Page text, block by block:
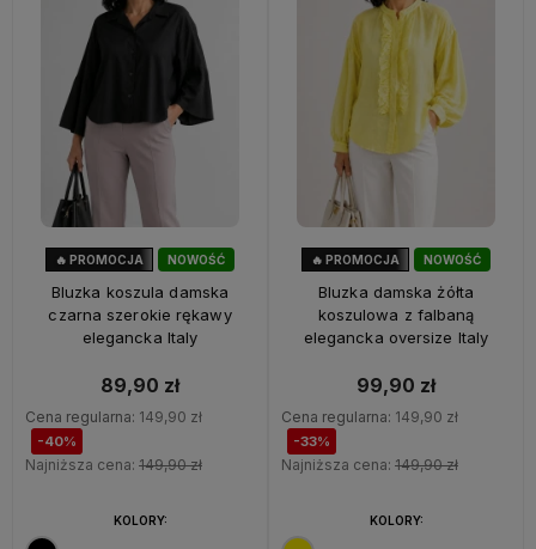
NOWOŚĆ
🔥 PROMOCJA
Bluzka koszula damska
czarna szerokie rękawy
elegancka Italy
89,90 zł
Cena regularna: 149,90 zł
-40%
Najniższa cena: 149,90 zł
KOLORY:
NOWOŚĆ
OKAZJA
🔥 PROMOCJA
Bluzka damska żółta
koszulowa z falbaną
elegancka oversize Italy
99,90 zł
Cena regularna: 149,90 zł
-33%
Najniższa cena: 149,90 zł
KOLORY: